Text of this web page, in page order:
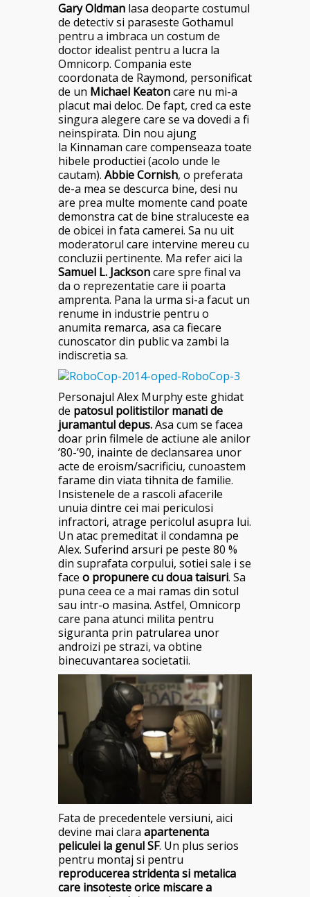
Gary Oldman lasa deoparte costumul
de detectiv si paraseste Gothamul
pentru a imbraca un costum de
doctor idealist pentru a lucra la
Omnicorp. Compania este
coordonata de Raymond, personificat
de un Michael Keatoncare nu mi-a
placut mai deloc. De fapt, cred ca este
singura alegere care se va dovedi a fi
neinspirata. Din nou ajung
la Kinnaman care compenseaza toate
hibele productiei (acolo unde le
cautam). Abbie Cornish, o preferata
de-a mea se descurca bine, desi nu
are prea multe momente cand poate
demonstra cat de bine straluceste ea
de obicei in fata camerei. Sa nu uit
moderatorul care intervine mereu cu
concluzii pertinente. Ma refer aici la
Samuel L. Jacksoncare spre final va
da o reprezentatie care ii poarta
amprenta. Pana la urma si-a facut un
renume in industrie pentru o
anumita remarca, asa ca fiecare
cunoscator din public va zambi la
indiscretia sa.
Personajul Alex Murphy este ghidat
de patosul politistilor manati de
juramantul depus.Asa cum se facea
doar prin filmele de actiune ale anilor
’80-’90, inainte de declansarea unor
acte de eroism/sacrificiu, cunoastem
farame din viata tihnita de familie.
Insistenele de a rascoli afacerile
unuia dintre cei mai periculosi
infractori, atrage pericolul asupra lui.
Un atac premeditat il condamna pe
Alex. Suferind arsuri pe peste 80 %
din suprafata corpului, sotiei sale i se
face o propunere cu doua taisuri. Sa
puna ceea ce a mai ramas din sotul
sau intr-o masina. Astfel, Omnicorp
care pana atunci milita pentru
siguranta prin patrularea unor
androizi pe strazi, va obtine
binecuvantarea societatii.
Fata de precedentele versiuni, aici
devine mai clara apartenenta
peliculei la genul SF. Un plus serios
pentru montaj si pentru
reproducerea stridenta si metalica
care insoteste orice miscare a